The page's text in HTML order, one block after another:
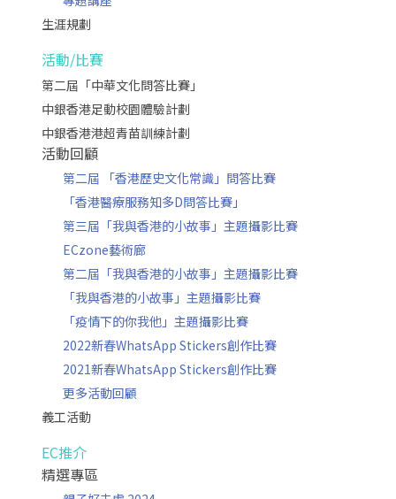
生涯規劃
活動/比賽
第二屆「中華文化問答比賽」
中銀香港足動校園體驗計劃
中銀香港港超青苗訓練計劃
活動回顧
第二屆 「香港歷史文化常識」問答比賽
「香港醫療服務知多D問答比賽」
第三屆「我與香港的小故事」主題攝影比賽
ECzone藝術廊
第二屆「我與香港的小故事」主題攝影比賽
「我與香港的小故事」主題攝影比賽
「疫情下的你我他」主題攝影比賽
2022新春WhatsApp Stickers創作比賽
2021新春WhatsApp Stickers創作比賽
更多活動回顧
義工活動
EC推介
精選專區